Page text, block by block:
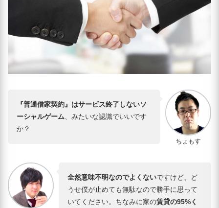
ちょもす
『普通借家契約』はサービス終了しないソ
ーシャルゲーム 、みたいな認識でいいです
か？
全然意味不明なのでよくないですけど、ど
うせ僕が止めても無駄なので勝手に思って
いてください。ちなみに家の賃貸の95%く